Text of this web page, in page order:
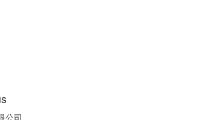
公司